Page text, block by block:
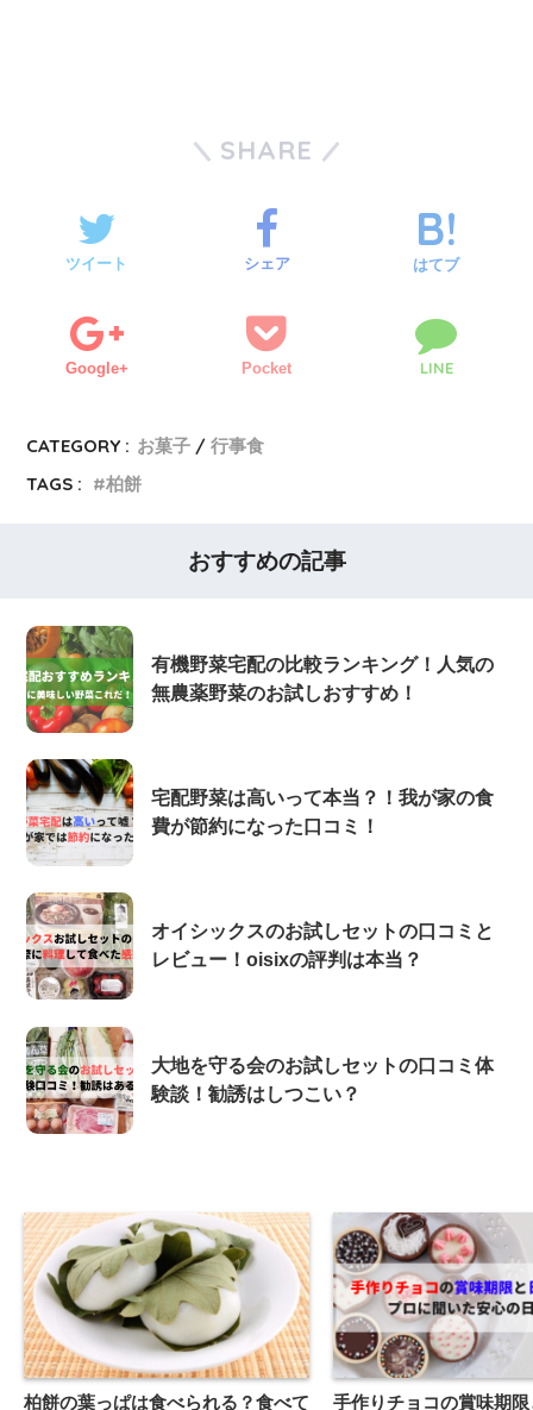
SHARE
ツイート シェア はてブ
Google+ Pocket LINE
CATEGORY : お菓子
行事食
TAGS :
柏餅
おすすめの記事
有機野菜宅配の比較ランキング！人気の
無農薬野菜のお試しおすすめ！
宅配野菜は高いって本当？！我が家の食
費が節約になった口コミ！
オイシックスのお試しセットの口コミと
レビュー！oisixの評判は本当？
大地を守る会のお試しセットの口コミ体
験談！勧誘はしつこい？
柏餅の葉っぱは食べられる？食べて 手作りチョコの賞味期